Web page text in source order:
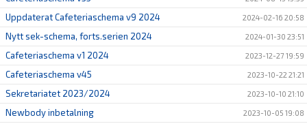
Uppdaterat Cafeteriaschema v9 2024 2024-02-16 20:58
Nytt sek-schema, forts.serien 2024 2024-01-30 23:51
Cafeteriaschema v1 2024 2023-12-27 19:59
Cafeteriaschema v45 2023-10-22 21:21
Sekretariatet 2023/2024 2023-10-10 21:10
Newbody inbetalning 2023-10-05 19:08